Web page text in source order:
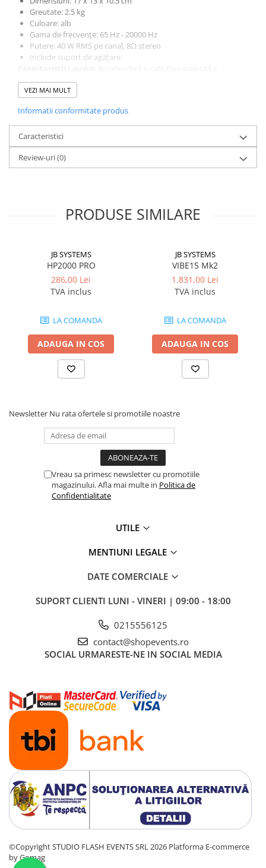
Console DMX
Software DMX
Wireless DMX
Efecte de lumină
Lasere
Efecte DJ & Club
Stroboscoape LED
UV & Blacklight
Lumină Arhitecturală
Controler și alimentare
​​Descărcare
Alimentare & Distribuție
Distribuitoare de putere
Dimmer & Switch Packs
Efecte Speciale
Consumabile - Lichid
Lichid Baloane
Lichid Zapada
Filtre lichid & Accesorii
Masini Zapada
Masini Baloane
Cabluri Audio & DMX
Cabluri alimentare
Adaptoare
Adaptoare Pro
Adaptoare Standard
Cabluri la rolă
Cabluri de semnal
Cabluri boxe
Cabluri de alimentare
Conectori
Conectori Pro
Conectori Standard
Legături de cabluri
Greutate: 2.5 kg
Culoare: alb
Gama de frecvențe: 65 Hz - 20000 Hz
Putere: 40 W RMS pe canal, 8Ω stereo
Include suport de agățare
sunetului, fiind ideale pentru diverse aplicații.
VEZI MAI MULT
Informatii conformitate produs
Caracteristici
Review-uri(0)
PRODUSE SIMILARE
JB SYSTEMS
HP2000 PRO
286,00 Lei
TVA inclus
LA COMANDA
ADAUGA IN COS
JB SYSTEMS
VIBE15 Mk2
1.831,00 Lei
TVA inclus
LA COMANDA
ADAUGA IN COS
Newsletter Nu rata ofertele si promotiile noastre
Vreau sa primesc newsletter cu promotiile
magazinului. Afla mai multe in Politica de
Confidentialitate
UTILE
MENTIUNI LEGALE
DATE COMERCIALE
SUPORT CLIENTI LUNI - VINERI | 09:00 - 18:00
0215556125
contact@shopevents.ro
SOCIAL URMARESTE-NE IN SOCIAL MEDIA
©Copyright STUDIO FLASH EVENTS SRL 2026 Platforma E-commerce
by Gomag